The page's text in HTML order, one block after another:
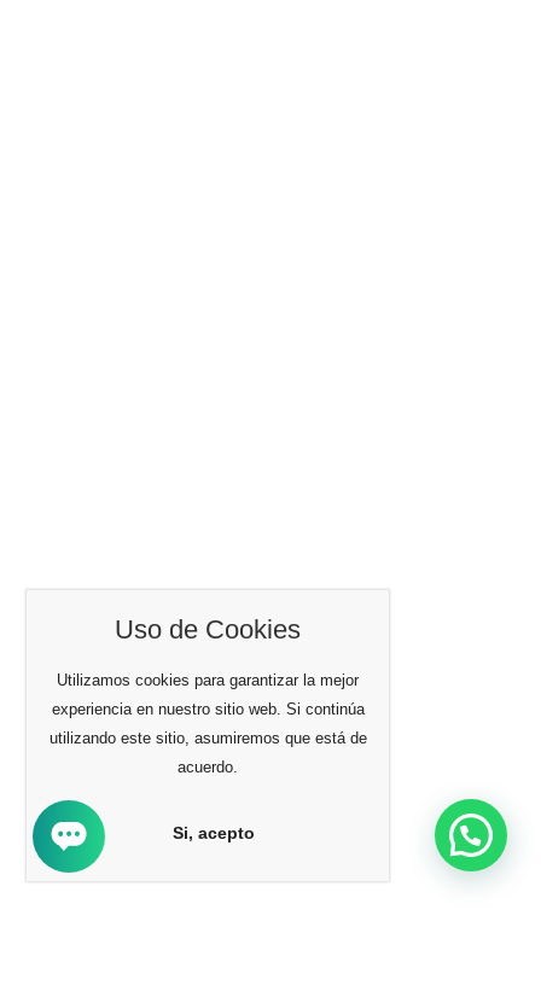
Uso de Cookies
Utilizamos cookies para garantizar la mejor
experiencia en nuestro sitio web. Si continúa
utilizando este sitio, asumiremos que está de
acuerdo.
Si, acepto